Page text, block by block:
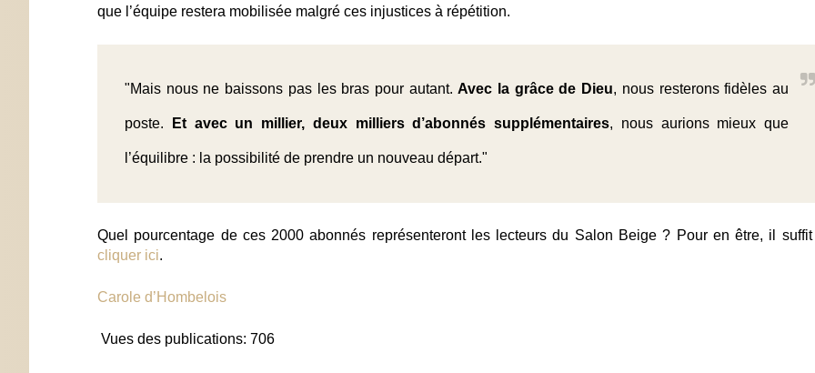
que l’équipe restera mobilisée malgré ces injustices à répétition.
"Mais nous ne baissons pas les bras pour autant.Avec la grâce de Dieu, nous resterons fidèles au
poste. Et avec un millier, deux milliers d’abonnés supplémentaires, nous aurions mieux que
l’équilibre : la possibilité de prendre un nouveau départ."
Quel pourcentage de ces 2000 abonnés représenteront les lecteurs du Salon Beige ? Pour en être, il
cliquer ici.
Carole d’Hombelois
Vues des publications: 706